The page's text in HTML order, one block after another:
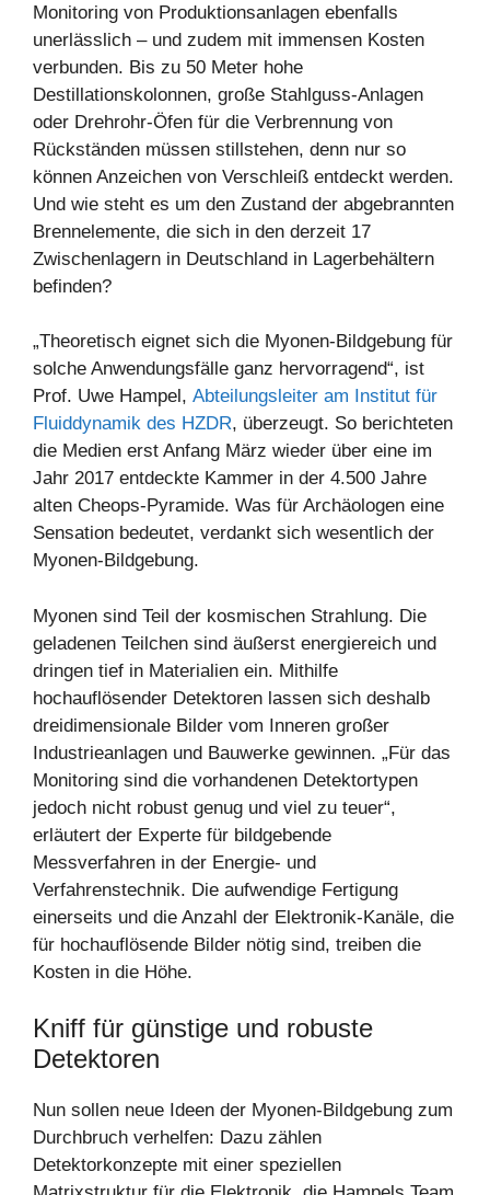
Monitoring von Produktionsanlagen ebenfalls
unerlässlich – und zudem mit immensen Kosten
verbunden. Bis zu 50 Meter hohe
Destillationskolonnen, große Stahlguss-Anlagen
oder Drehrohr-Öfen für die Verbrennung von
Rückständen müssen stillstehen, denn nur so
können Anzeichen von Verschleiß entdeckt werden.
Und wie steht es um den Zustand der abgebrannten
Brennelemente, die sich in den derzeit 17
Zwischenlagern in Deutschland in Lagerbehältern
befinden?
„Theoretisch eignet sich die Myonen-Bildgebung für
solche Anwendungsfälle ganz hervorragend“, ist
Prof. Uwe Hampel, Abteilungsleiter am Institut für
Fluiddynamik des HZDR, überzeugt. So berichteten
die Medien erst Anfang März wieder über eine im
Jahr 2017 entdeckte Kammer in der 4.500 Jahre
alten Cheops-Pyramide. Was für Archäologen eine
Sensation bedeutet, verdankt sich wesentlich der
Myonen-Bildgebung.
Myonen sind Teil der kosmischen Strahlung. Die
geladenen Teilchen sind äußerst energiereich und
dringen tief in Materialien ein. Mithilfe
hochauflösender Detektoren lassen sich deshalb
dreidimensionale Bilder vom Inneren großer
Industrieanlagen und Bauwerke gewinnen. „Für das
Monitoring sind die vorhandenen Detektortypen
jedoch nicht robust genug und viel zu teuer“,
erläutert der Experte für bildgebende
Messverfahren in der Energie- und
Verfahrenstechnik. Die aufwendige Fertigung
einerseits und die Anzahl der Elektronik-Kanäle, die
für hochauflösende Bilder nötig sind, treiben die
Kosten in die Höhe.
Kniff für günstige und robuste
Detektoren
Nun sollen neue Ideen der Myonen-Bildgebung zum
Durchbruch verhelfen: Dazu zählen
Detektorkonzepte mit einer speziellen